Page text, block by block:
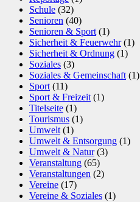
Schule (32)
Senioren (40)
Senioren & Sport (1)
Sicherheit & Feuerwehr(1)
Sicherheit & Ordnung (1)
Soziales (3)
Soziales & Gemeinschaft (1)
Sport (11)
Sport & Freizeit (1)
Titelseite (1)
Tourismus (1)
Umwelt (1)
Umwelt & Entsorgung (1)
Umwelt & Natur(3)
Veranstaltung (65)
Veranstaltungen (2)
Vereine (17)
Vereine & Soziales (1)